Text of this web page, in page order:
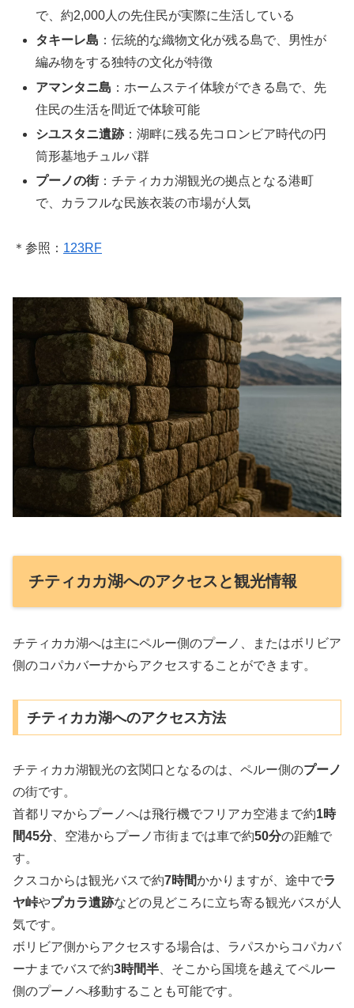
で、約2,000人の先住民が実際に生活している
タキーレ島 ：伝統的な織物文化が残る島で、男性が
編み物をする独特の文化が特徴
アマンタニ島 ：ホームステイ体験ができる島で、先
住民の生活を間近で体験可能
シユスタニ遺跡：湖畔に残る先コロンビア時代の円
筒形墓地チュルパ群
プーノの街：チティカカ湖観光の拠点となる港町
で、カラフルな民族衣装の市場が人気
＊参照： 123RF
チティカカ湖へのアクセスと観光情報
チティカカ湖へは主にペルー側のプーノ、またはボリビア
側のコパカバーナからアクセスすることができます。
チティカカ湖へのアクセス方法
チティカカ湖観光の玄関口となるのは、ペルー側のプーノ
の街です。
首都リマからプーノへは飛行機でフリアカ空港まで約1時
間45分、空港からプーノ市街までは車で約50分の距離で
す。
クスコからは観光バスで約7時間かかりますが、途中でラ
ヤ峠やプカラ遺跡などの見どころに立ち寄る観光バスが人
気です。
ボリビア側からアクセスする場合は、ラパスからコパカバ
ーナまでバスで約3時間半 、そこから国境を越えてペルー
側のプーノへ移動することも可能です。